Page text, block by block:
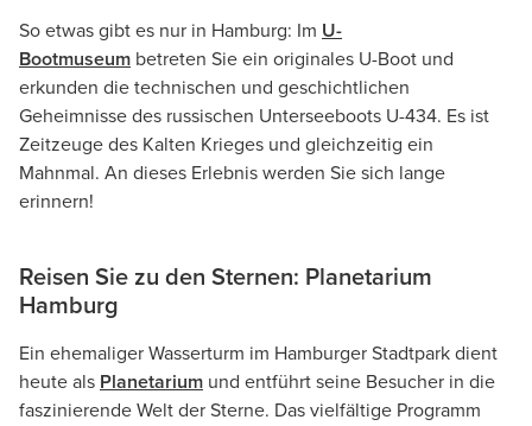
So etwas gibt es nur in Hamburg: Im U-
Bootmuseum betreten Sie ein originales U-Boot und
erkunden die technischen und geschichtlichen
Geheimnisse des russischen Unterseeboots U-434. Es ist
Zeitzeuge des Kalten Krieges und gleichzeitig ein
Mahnmal. An dieses Erlebnis werden Sie sich lange
erinnern!
Reisen Sie zu den Sternen: Planetarium
Hamburg
Ein ehemaliger Wasserturm im Hamburger Stadtpark dient
heute als Planetarium und entführt seine Besucher in die
faszinierende Welt der Sterne. Das vielfältige Programm